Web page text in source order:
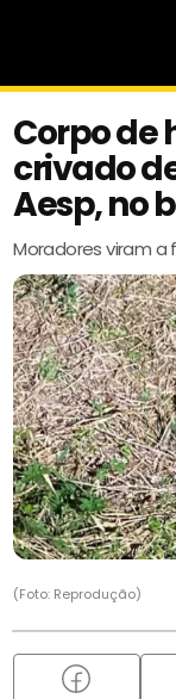
Corpo de
crivado
Aesp, no
Moradores viram
(Foto: Reprodução)